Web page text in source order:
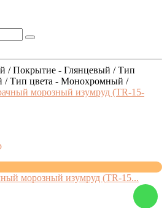
/ Покрытие - Глянцевый / Тип
/ Тип цвета - Монохромный /
морозный изумруд (TR-15...